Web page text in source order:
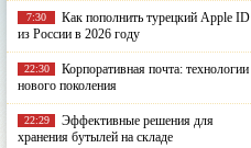
7:30
Как пополнить турецкий Apple ID
из России в 2026 году
22:30
Корпоративная почта: технологии
нового поколения
22:29
Эффективные решения для
хранения бутылей на складе